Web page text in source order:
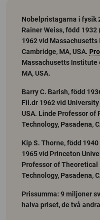
Nobelpristagarna i fysik
Rainer Weiss, född 1932
1962 vid Massachusetts
Cambridge, MA, USA.
Massachusetts Institute
MA, USA.
Barry C. Barish, född
Fil.dr 1962 vid
USA. Linde Professor
Technology, Pasadena,
Kip S. Thorne, född 1940
1965 vid Princeton
Professor of
Technology, Pasadena,
Prissumma: 9 miljoner
halva priset, de två